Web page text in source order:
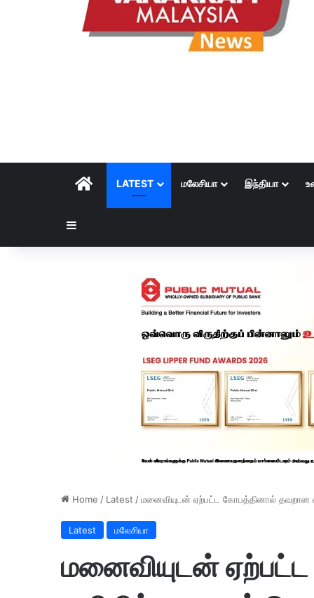
HOMELATEST மலேசியா இந்தியா
Home / Latest /மனைவியுடன் ஏற்பட்ட கோபத்தினால் தவறான
Latest மலேசியா
மனைவியுடன்